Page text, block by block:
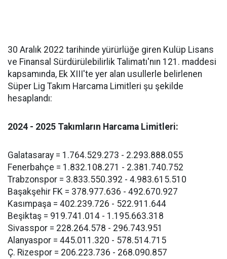
30 Aralık 2022 tarihinde yürürlüğe giren Kulüp Lisans
ve Finansal Sürdürülebilirlik Talimatı'nın 121. maddesi
kapsamında, Ek XIII'te yer alan usullerle belirlenen
Süper Lig Takım Harcama Limitleri şu şekilde
hesaplandı:
2024 - 2025 Takımların Harcama Limitleri:
Galatasaray = 1.764.529.273 - 2.293.888.055
Fenerbahçe = 1.832.108.271 - 2.381.740.752
Trabzonspor = 3.833.550.392 - 4.983.615.510
Başakşehir FK = 378.977.636 - 492.670.927
Kasımpaşa = 402.239.726 - 522.911.644
Beşiktaş = 919.741.014 - 1.195.663.318
Sivasspor = 228.264.578 - 296.743.951
Alanyaspor = 445.011.320 - 578.514.715
Ç. Rizespor = 206.223.736 - 268.090.857